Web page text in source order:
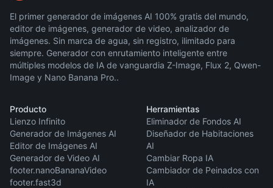
El primer generador de imágenes AI 100% gratis del mundo,
editor de imágenes, generador de video, analizador de
imágenes. Sin marca de agua, sin registro, ilimitado para
siempre. Generador con enrutamiento inteligente entre
múltiples modelos de IA de vanguardia Z-Image, Flux 2, Qwen-
Image y Nano Banana Pro..
Producto
Lienzo Infinito
Generador de Imágenes AI
Editor de Imágenes AI
Generador de Video AI
footer.nanoBananaVideo
footer.fast3d
Herramientas
Eliminador de Fondos AI
Diseñador de Habitaciones
AI
Cambiar Ropa IA
Cambiador de Peinados con
IA